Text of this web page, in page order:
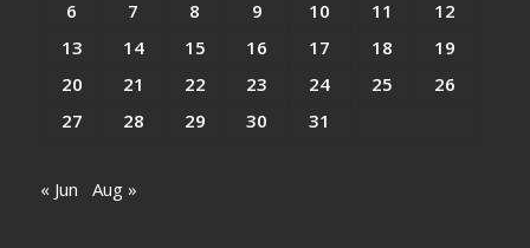
6
7 8 9 10 11
12
13
14 15 16 17 18
19
20
21 22 23 24 25
26
27
28 29 30 31
« Jun Aug »